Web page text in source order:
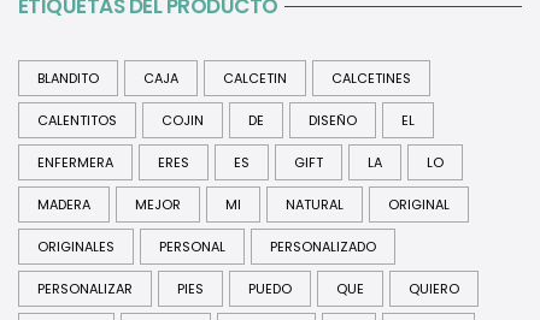
ETIQUETAS DEL PRODUCTO
BLANDITO CAJA CALCETIN CALCETINES
CALENTITOS COJIN DE DISEÑO EL
ENFERMERA ERES ES GIFT LA LO
MADERA MEJOR MI NATURAL ORIGINAL
ORIGINALES PERSONAL PERSONALIZADO
PERSONALIZAR PIES PUEDO QUE QUIERO